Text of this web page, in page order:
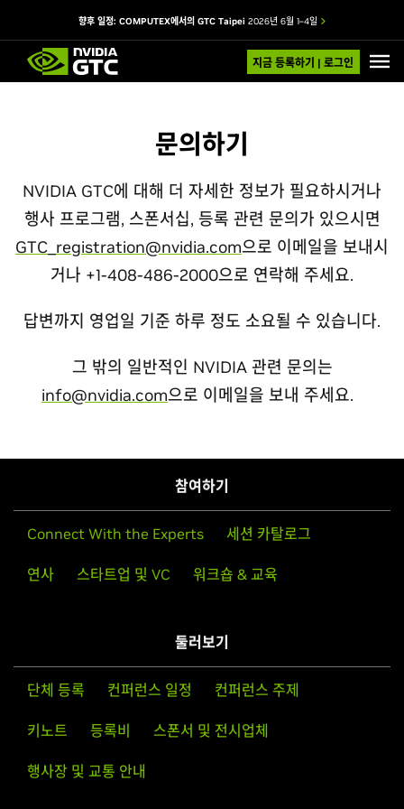
향후 일정: COMPUTEX에서의 GTC Taipei 2026년 6월 1–4일
지금 등록하기 | 로그인
문의하기
NVIDIA GTC에 대해 더 자세한 정보가 필요하시거나
행사 프로그램, 스폰서십, 등록 관련 문의가 있으시면
GTC_registration@nvidia.com으로 이메일을 보내시
거나 +1-408-486-2000으로 연락해 주세요.
답변까지 영업일 기준 하루 정도 소요될 수 있습니다.
그 밖의 일반적인 NVIDIA 관련 문의는
info@nvidia.com으로 이메일을 보내 주세요.
참여하기
Connect With the Experts 세션 카탈로그
연사 스타트업 및 VC 워크숍 & 교육
둘러보기
단체 등록 컨퍼런스 일정 컨퍼런스 주제
키노트 등록비 스폰서 및 전시업체
행사장 및 교통 안내